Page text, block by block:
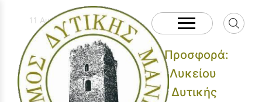
Πρόσκληση Υποβολής Προσφορά:
Ελαιοχρωματισμός του Λυκείου
Καρδαμύλης του Δήμου Δυτικής
11 Αυγούστου, 2020